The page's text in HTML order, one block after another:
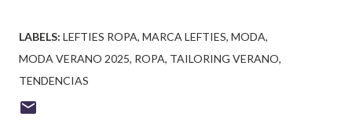
LABELS: LEFTIES ROPA MARCA LEFTIES MODA
MODA VERANO 2025 ROPA TAILORING VERANO
TENDENCIAS